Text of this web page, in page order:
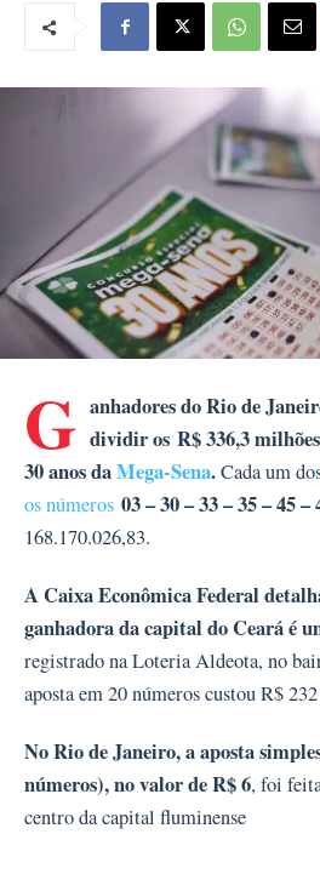
G anhadores do Rio de
dividir os R$ 336,3
30 anos daMega-Sena.Cada um
os números 03 – 30 – 33 – 35 – 45 –
168.170.026,83.
A Caixa Econômica Federal
ganhadora da capital do Ceará é
registrado na Loteria Aldeota, no
aposta em 20 números custou R$
No Rio de Janeiro, a aposta
números), no valor de R$ 6, foi
centro da capital fluminense